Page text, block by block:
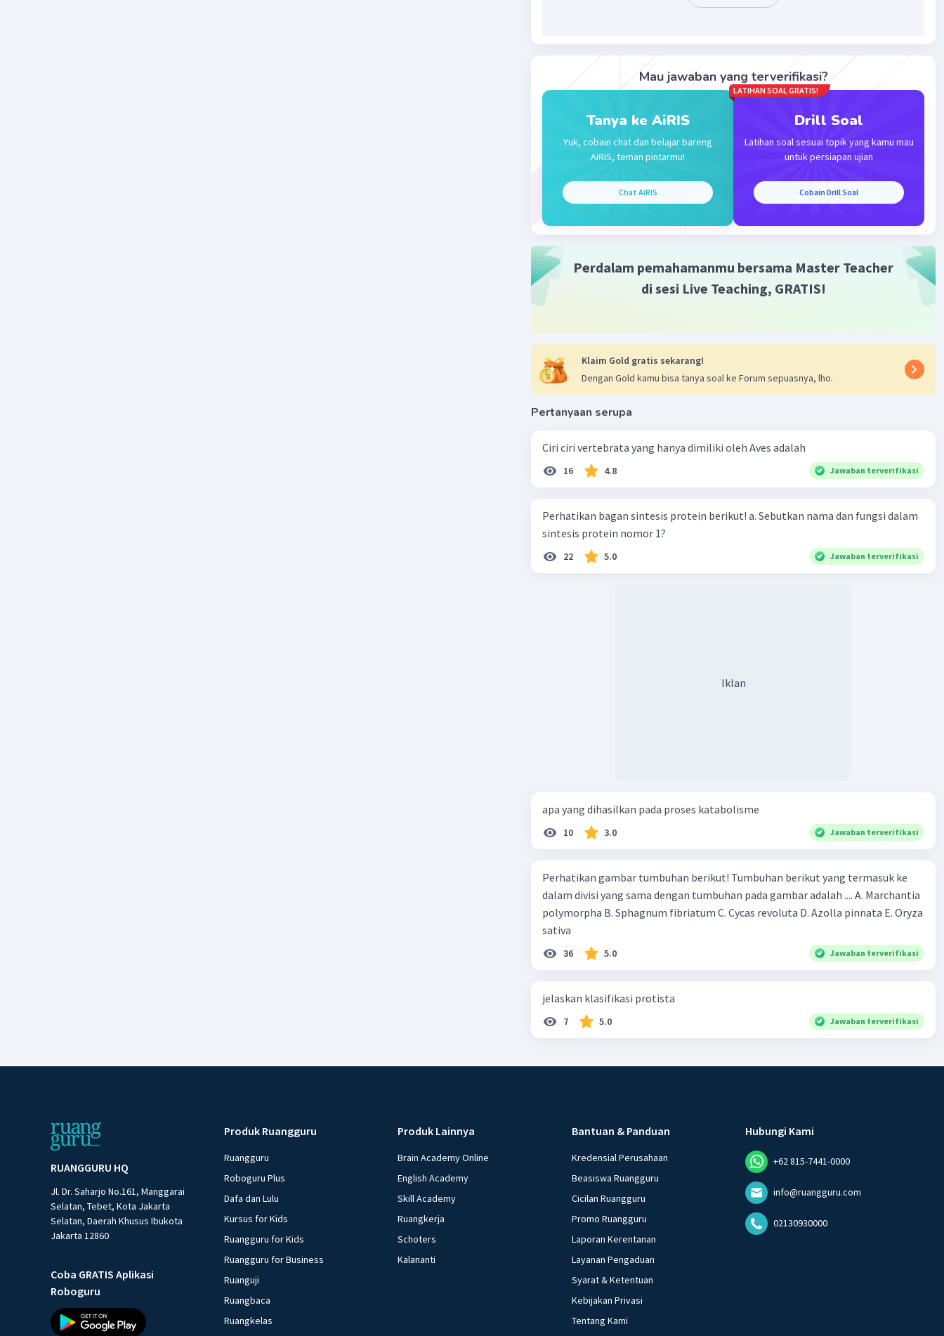
Mau jawaban yang terverifikasi?
Tanya ke AiRIS
Yuk, cobain chat dan belajar bareng
AiRIS, teman pintarmu!
Chat AiRIS
LATIHAN SOAL GRATIS!
Drill Soal
Latihan soal sesuai topik yang kamu mau
untuk persiapan ujian
Cobain Drill Soal
Perdalam pemahamanmu bersama Master Teacher
di sesi Live Teaching, GRATIS!
Klaim Gold gratis sekarang!
Dengan Gold kamu bisa tanya soal ke Forum sepuasnya, lho.
Pertanyaan serupa
Ciri ciri vertebrata yang hanya dimiliki oleh Aves adalah
16 4.8 Jawaban terverifikasi
Perhatikan bagan sintesis protein berikut! a. Sebutkan nama dan fungsi dalam
sintesis protein nomor 1?
22 5.0 Jawaban terverifikasi
Iklan
apa yang dihasilkan pada proses katabolisme
10 3.0 Jawaban terverifikasi
Perhatikan gambar tumbuhan berikut! Tumbuhan berikut yang termasuk ke
dalam divisi yang sama dengan tumbuhan pada gambar adalah .... A. Marchantia
polymorpha B. Sphagnum fibriatum C. Cycas revoluta D. Azolla pinnata E. Oryza
sativa
36 5.0 Jawaban terverifikasi
jelaskan klasifikasi protista
7 5.0 Jawaban terverifikasi
RUANGGURU HQ
Jl. Dr. Saharjo No.161, Manggarai
Selatan, Tebet, Kota Jakarta
Selatan, Daerah Khusus Ibukota
Jakarta 12860
Coba GRATIS Aplikasi
Roboguru
Produk Ruangguru
Ruangguru
Roboguru Plus
Dafa dan Lulu
Kursus for Kids
Ruangguru for Kids
Ruangguru for Business
Ruanguji
Ruangbaca
Ruangkelas
Produk Lainnya
Brain Academy Online
English Academy
Skill Academy
Ruangkerja
Schoters
Kalananti
Bantuan & Panduan
Kredensial Perusahaan
Beasiswa Ruangguru
Cicilan Ruangguru
Promo Ruangguru
Laporan Kerentanan
Layanan Pengaduan
Syarat & Ketentuan
Kebijakan Privasi
Tentang Kami
Hubungi Kami
+62 815-7441-0000
info@ruangguru.com
02130930000